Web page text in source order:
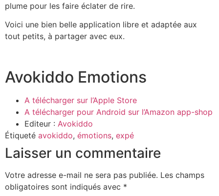
plume pour les faire éclater de rire.
Voici une bien belle application libre et adaptée aux
tout petits, à partager avec eux.
Avokiddo Emotions
A télécharger sur l’Apple Store
A télécharger pour Android sur l’Amazon app-shop
Editeur : Avokiddo
Étiqueté avokiddo, émotions, expé
Laisser un commentaire
Votre adresse e-mail ne sera pas publiée. Les champs
obligatoires sont indiqués avec *